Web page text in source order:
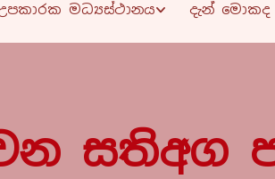
මධ්‍යස්ථානය දැන්
සතිඅග